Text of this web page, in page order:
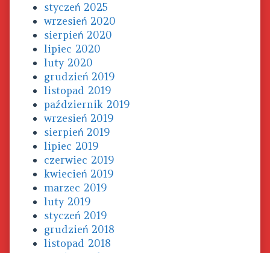
styczeń 2025
wrzesień 2020
sierpień 2020
lipiec 2020
luty 2020
grudzień 2019
listopad 2019
październik 2019
wrzesień 2019
sierpień 2019
lipiec 2019
czerwiec 2019
kwiecień 2019
marzec 2019
luty 2019
styczeń 2019
grudzień 2018
listopad 2018